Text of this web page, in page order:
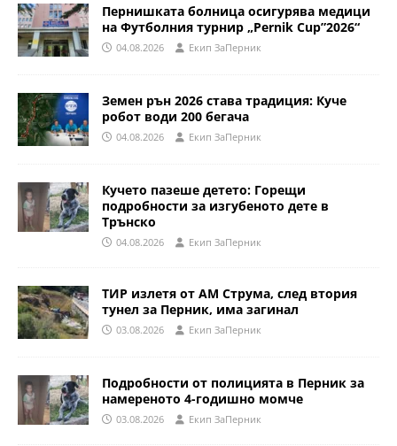
Пернишката болница осигурява медици
на Футболния турнир „Pernik Cup”2026“
04.08.2026 Eкип ЗаПерник
Земен рън 2026 става традиция: Куче
робот води 200 бегача
04.08.2026 Eкип ЗаПерник
Кучето пазеше детето: Горещи
подробности за изгубеното дете в
Трънско
04.08.2026 Eкип ЗаПерник
ТИР излетя от АМ Струма, след втория
тунел за Перник, има загинал
03.08.2026 Eкип ЗаПерник
Подробности от полицията в Перник за
намереното 4-годишно момче
03.08.2026 Eкип ЗаПерник